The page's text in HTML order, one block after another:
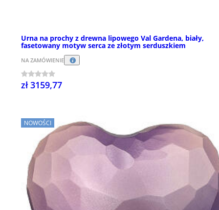
Urna na prochy z drewna lipowego Val Gardena, biały,
fasetowany motyw serca ze złotym serduszkiem
NA ZAMÓWIENIE
zł 3159,77
NOWOŚCI